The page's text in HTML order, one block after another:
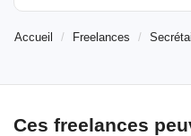
Accueil Freelances
Ces freelances